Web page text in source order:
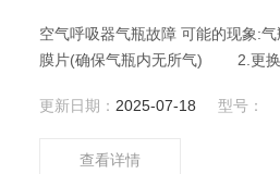
空气呼吸器气瓶故障 可能的现象:气瓶阀故障 可能原因： 1.安全膜片爆裂 2.其他 排除方法： 1.更换安全
膜片(确保气瓶内无所气) 2.更换新的气瓶,将换下的气瓶总成作好标记,由维修人员按气瓶阀修理程序进行
更新日期： 2025-07-18 型号：
查看详情